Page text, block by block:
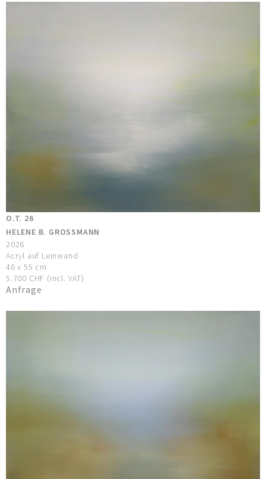
O.T. 26
HELENE B. GROSSMANN
2026
Acryl auf Leinwand
46 x 55 cm
5.700 CHF (incl. VAT)
Anfrage